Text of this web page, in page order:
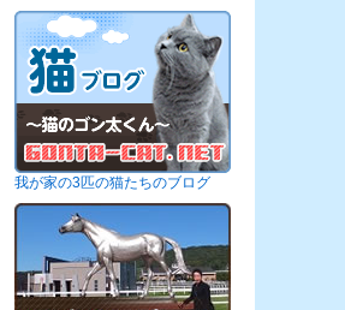
我が家の3匹の猫たちのブログ